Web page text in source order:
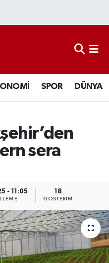
SPOR DÜNYA
sera
- 11:05 18
GÖSTERIM
Haritası
ve Fikstür